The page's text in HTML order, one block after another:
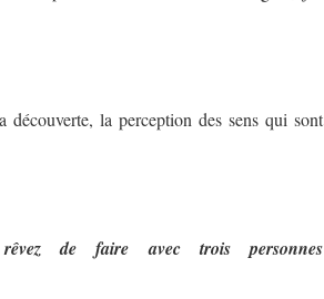
la perception des sens qui sont
de faire avec trois personnes